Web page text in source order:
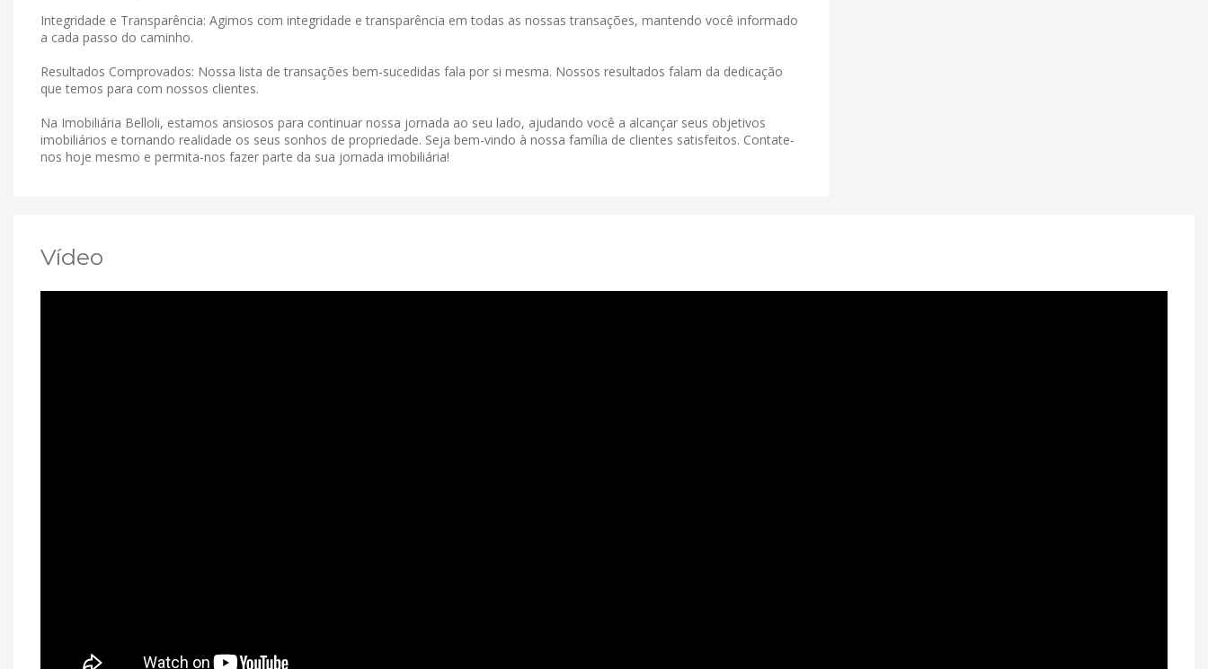
Integridade e Transparência: Agimos com integridade e transparência em todas as nossas transações, mantendo você informado
a cada passo do caminho.
Resultados Comprovados: Nossa lista de transações bem-sucedidas fala por si mesma. Nossos resultados falam da dedicação
que temos para com nossos clientes.
Na Imobiliária Belloli, estamos ansiosos para continuar nossa jornada ao seu lado, ajudando você a alcançar seus objetivos
imobiliários e tornando realidade os seus sonhos de propriedade. Seja bem-vindo à nossa família de clientes satisfeitos. Contate-
nos hoje mesmo e permita-nos fazer parte da sua jornada imobiliária!
Vídeo